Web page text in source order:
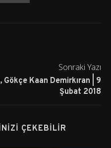
Sonraki Yazı
Gökçe Kaan Demirkıran | 9
Şubat 2018
ÇEKEBILIR